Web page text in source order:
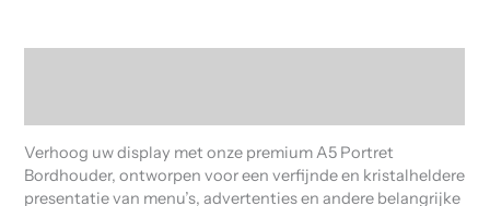
Verhoog uw display met onze premium A5 Portret
Bordhouder, ontworpen voor een verfijnde en kristalheldere
presentatie van menu’s, advertenties en andere belangrijke